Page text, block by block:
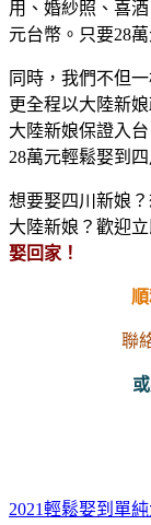
用、婚紗照、喜
元台幣。只要28
同時，我們不但
更全程以大陸新
大陸新娘保證入
28萬元輕鬆娶到
想要娶四川新娘
大陸新娘？歡迎
娶回家！
聯
2021輕鬆娶到單